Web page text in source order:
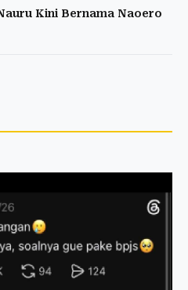
Kini Bernama Naoero